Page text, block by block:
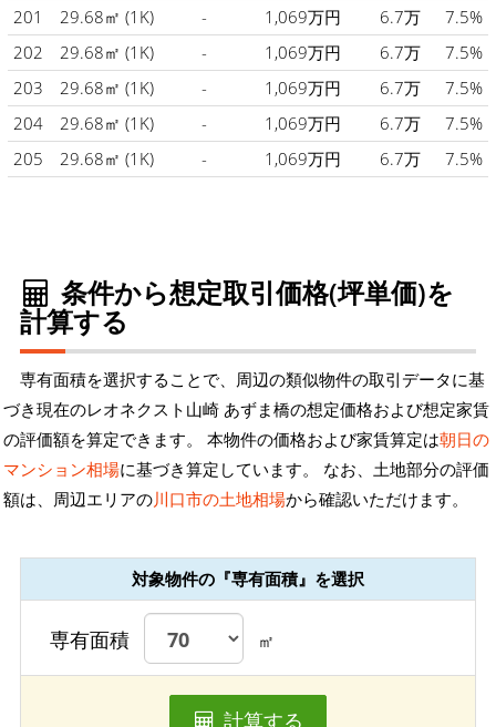
201 29.68㎡ (1K) - 1,069万円 6.7万
7.5%
202
29.68㎡ (1K) - 1,069万円 6.7万
7.5%
203
29.68㎡ (1K) - 1,069万円 6.7万
7.5%
204
29.68㎡ (1K) - 1,069万円 6.7万
7.5%
205
29.68㎡ (1K) - 1,069万円 6.7万 7.5%
条件から想定取引価格(坪単価)を
計算する
専有面積を選択することで、周辺の類似物件の取引データに基
づき現在のレオネクスト山崎 あずま橋の想定価格および想定家賃
の評価額を算定できます。 本物件の価格および家賃算定は朝日の
マンション相場に基づき算定しています。 なお、土地部分の評価
額は、周辺エリアの川口市の土地相場から確認いただけます。
対象物件の『専有面積』を選択
専有面積 ㎡
計算する